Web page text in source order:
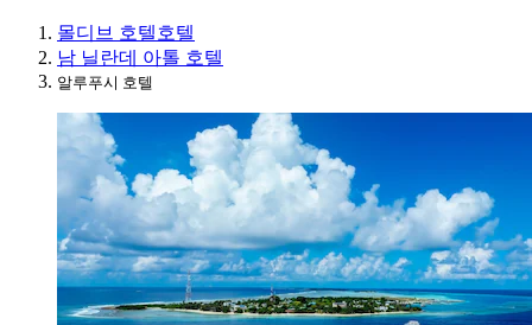
몰디브 호텔호텔
남 닐란데 아톨 호텔
알루푸시 호텔